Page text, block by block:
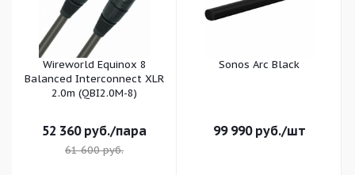
Wireworld Equinox 8
Balanced Interconnect XLR
2.0m (QBI2.0M-8)
52 360руб./пара
61 600руб.
Sonos Arc Black
99 990руб./шт